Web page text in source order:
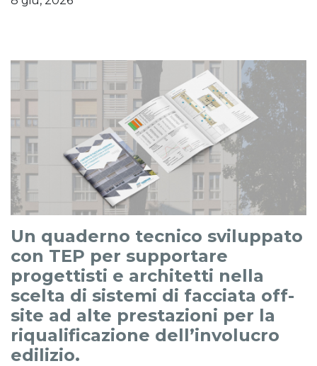
Un quaderno tecnico sviluppato
con TEP per supportare
progettisti e architetti nella
scelta di sistemi di facciata off-
site ad alte prestazioni per la
riqualificazione dell’involucro
edilizio.